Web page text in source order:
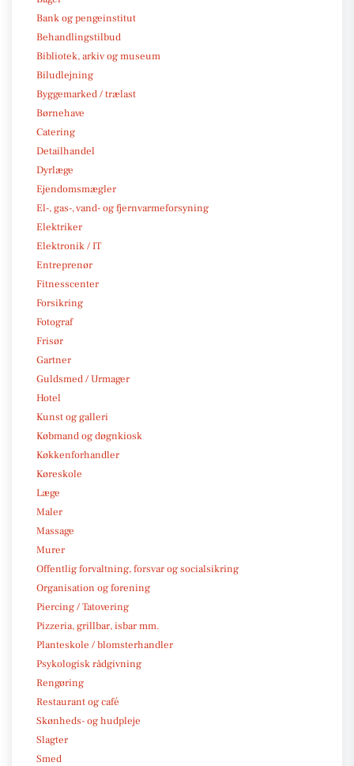
Bank og pengeinstitut
Behandlingstilbud
Bibliotek, arkiv og museum
Biludlejning
Byggemarked / trælast
Børnehave
Catering
Detailhandel
Dyrlæge
Ejendomsmægler
El-, gas-, vand- og fjernvarmeforsyning
Elektriker
Elektronik / IT
Entreprenør
Fitnesscenter
Forsikring
Fotograf
Frisør
Gartner
Guldsmed / Urmager
Hotel
Kunst og galleri
Købmand og døgnkiosk
Køkkenforhandler
Køreskole
Læge
Maler
Massage
Murer
Offentlig forvaltning, forsvar og socialsikring
Organisation og forening
Piercing / Tatovering
Pizzeria, grillbar, isbar mm.
Planteskole / blomsterhandler
Psykologisk rådgivning
Rengøring
Restaurant og café
Skønheds- og hudpleje
Slagter
Smed